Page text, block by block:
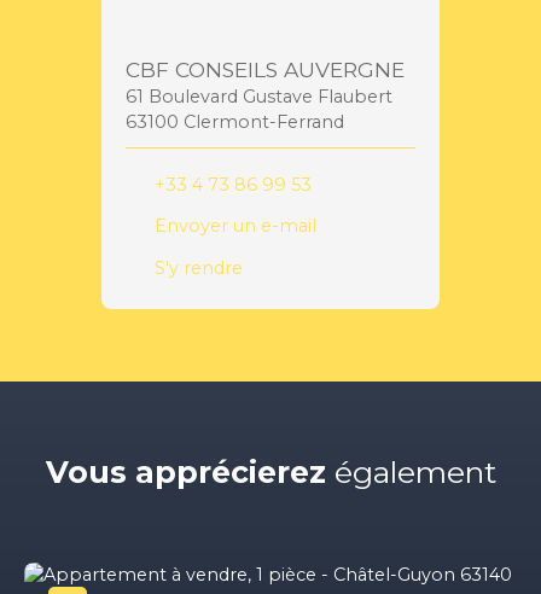
CBF CONSEILS AUVERGNE
61 Boulevard Gustave Flaubert
63100 Clermont-Ferrand
+33 4 73 86 99 53
Envoyer un e-mail
S'y rendre
Vous apprécierez également